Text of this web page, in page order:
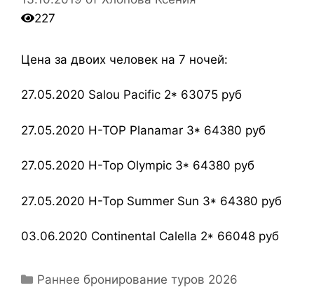
227
Цена за двоих человек на 7 ночей:
27.05.2020 Salou Pacific 2* 63075 руб
27.05.2020 H-TOP Planamar 3* 64380 руб
27.05.2020 H-Top Olympic 3* 64380 руб
27.05.2020 H-Top Summer Sun 3* 64380 руб
03.06.2020 Continental Calella 2* 66048 руб
Раннее бронирование туров 2026